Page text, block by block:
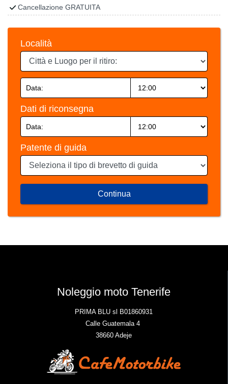
Cancellazione GRATUITA
Località
Dati di riconsegna
Patente di guida
Continua
Noleggio moto Tenerife
PRIMA BLU sl B01860931
Calle Guatemala 4
38660 Adeje